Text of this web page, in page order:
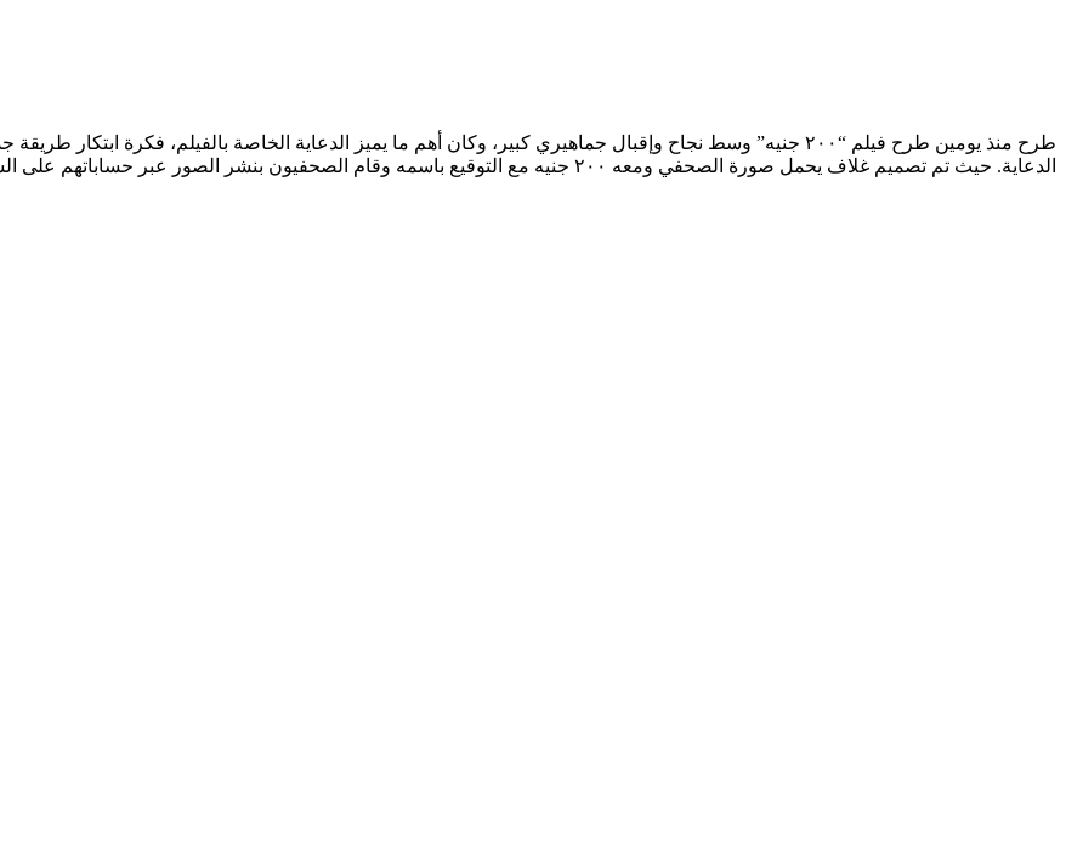
طرح منذ يومين طرح فيلم “٢٠٠ جنيه” وسط نجاح وإقبال جماهيري كبير، وكان أهم ما يميز الدعاية الخاصة بالفيلم،
الدعاية. حيث تم تصميم غلاف يحمل صورة الصحفي ومعه ٢٠٠ جنيه مع التوقيع باسمه وقام الصحفيون بنشر الصور عبر حساباتهم على السوشيال ميديا .